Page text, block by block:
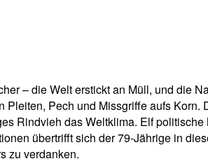
– die Welt erstickt an Müll, und die
Pech und Missgriffe aufs Korn.
Rindvieh das Weltklima. Elf politische
übertrifft sich der 79-Jährige in
zu verdanken.